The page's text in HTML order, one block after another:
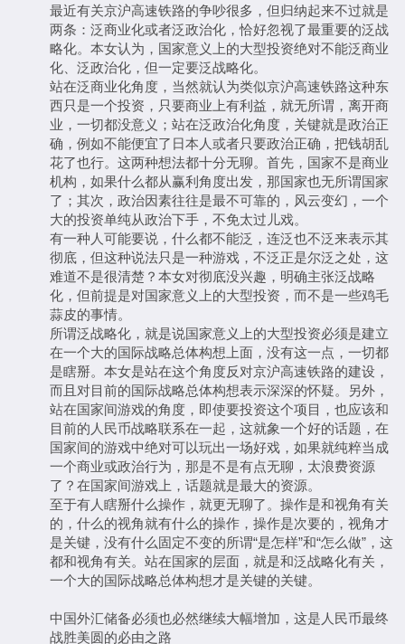
最近有关京沪高速铁路的争吵很多，但归纳起来不过就是
两条：泛商业化或者泛政治化，恰好忽视了最重要的泛战
略化。本女认为，国家意义上的大型投资绝对不能泛商业
化、泛政治化，但一定要泛战略化。
站在泛商业化角度，当然就认为类似京沪高速铁路这种东
西只是一个投资，只要商业上有利益，就无所谓，离开商
业，一切都没意义；站在泛政治化角度，关键就是政治正
确，例如不能便宜了日本人或者只要政治正确，把钱胡乱
花了也行。这两种想法都十分无聊。首先，国家不是商业
机构，如果什么都从赢利角度出发，那国家也无所谓国家
了；其次，政治因素往往是最不可靠的，风云变幻，一个
大的投资单纯从政治下手，不免太过儿戏。
有一种人可能要说，什么都不能泛，连泛也不泛来表示其
彻底，但这种说法只是一种游戏，不泛正是尔泛之处，这
难道不是很清楚？本女对彻底没兴趣，明确主张泛战略
化，但前提是对国家意义上的大型投资，而不是一些鸡毛
蒜皮的事情。
所谓泛战略化，就是说国家意义上的大型投资必须是建立
在一个大的国际战略总体构想上面，没有这一点，一切都
是瞎掰。本女是站在这个角度反对京沪高速铁路的建设，
而且对目前的国际战略总体构想表示深深的怀疑。另外，
站在国家间游戏的角度，即使要投资这个项目，也应该和
目前的人民币战略联系在一起，这就象一个好的话题，在
国家间的游戏中绝对可以玩出一场好戏，如果就纯粹当成
一个商业或政治行为，那是不是有点无聊，太浪费资源
了？在国家间游戏上，话题就是最大的资源。
至于有人瞎掰什么操作，就更无聊了。操作是和视角有关
的，什么的视角就有什么的操作，操作是次要的，视角才
是关键，没有什么固定不变的所谓“是怎样”和“怎么做”，这
都和视角有关。站在国家的层面，就是和泛战略化有关，
一个大的国际战略总体构想才是关键的关键。
中国外汇储备必须也必然继续大幅增加，这是人民币最终
战胜美圆的必由之路